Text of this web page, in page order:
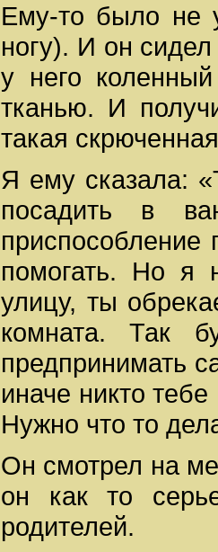
Ему-то было не
ногу). И он
у него
тканью. И
такая
Я ему сказала:
посадить в
помогать. Но я
улицу, ты
комната. Так
предпринимать
иначе никто
Нужно что то
Он смотрел на
он как то
родителей.